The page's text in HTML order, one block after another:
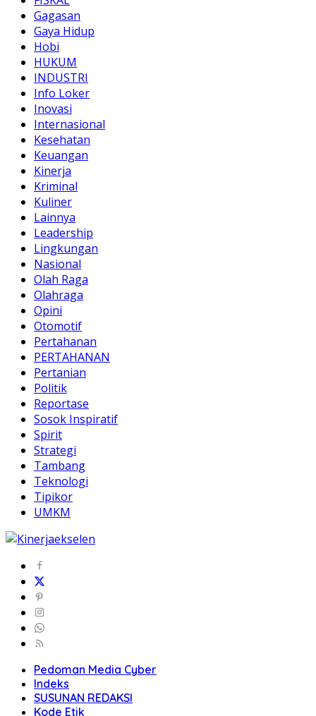
Gagasan
Gaya Hidup
Hobi
HUKUM
INDUSTRI
Info Loker
Inovasi
Internasional
Kesehatan
Keuangan
Kinerja
Kriminal
Kuliner
Lainnya
Leadership
Lingkungan
Nasional
Olah Raga
Olahraga
Opini
Otomotif
Pertahanan
PERTAHANAN
Pertanian
Politik
Reportase
Sosok Inspiratif
Spirit
Strategi
Tambang
Teknologi
Tipikor
UMKM
Pedoman Media Cyber
Indeks
SUSUNAN REDAKSI
Kode Etik